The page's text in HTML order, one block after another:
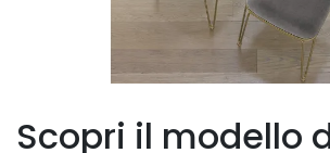
Scopri il modello